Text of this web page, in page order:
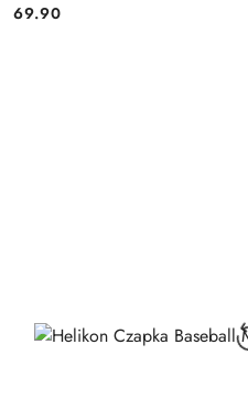
Cena:
69.90